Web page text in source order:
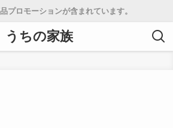
プロモーションが含まれています。
うちの家族